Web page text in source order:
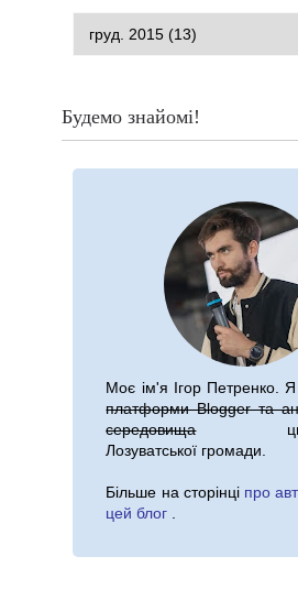
Будемо знайомі!
Моє ім'я Ігор Петренко .
платформи Blogger та
середовища
Лозуватської громади.
Більше на сторінці про
цей блог